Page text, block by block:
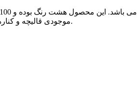
موجودی قالیچه و کناره های این طرح می توانید با ما در تماس باشید.